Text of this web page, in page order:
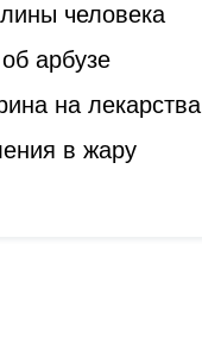
человека
арбузе
на лекарства
в жару